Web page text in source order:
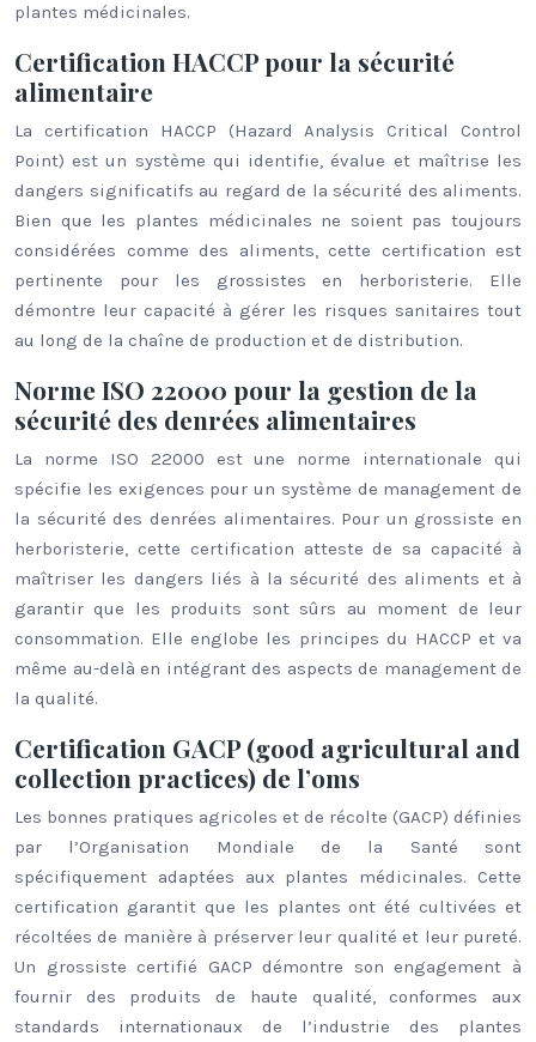
plantes médicinales.
Certification HACCP pour la sécurité
alimentaire
La certification HACCP (Hazard Analysis Critical Control
Point) est un système qui identifie, évalue et maîtrise les
dangers significatifs au regard de la sécurité des aliments.
Bien que les plantes médicinales ne soient pas toujours
considérées comme des aliments, cette certification est
pertinente pour les grossistes en herboristerie. Elle
démontre leur capacité à gérer les risques sanitaires tout
au long de la chaîne de production et de distribution.
Norme ISO 22000 pour la gestion de la
sécurité des denrées alimentaires
La norme ISO 22000 est une norme internationale qui
spécifie les exigences pour un système de management de
la sécurité des denrées alimentaires. Pour un grossiste en
herboristerie, cette certification atteste de sa capacité à
maîtriser les dangers liés à la sécurité des aliments et à
garantir que les produits sont sûrs au moment de leur
consommation. Elle englobe les principes du HACCP et va
même au-delà en intégrant des aspects de management de
la qualité.
Certification GACP (good agricultural and
collection practices) de l’oms
Les bonnes pratiques agricoles et de récolte (GACP) définies
par l’Organisation Mondiale de la Santé sont
spécifiquement adaptées aux plantes médicinales. Cette
certification garantit que les plantes ont été cultivées et
récoltées de manière à préserver leur qualité et leur pureté.
Un grossiste certifié GACP démontre son engagement à
fournir des produits de haute qualité, conformes aux
standards internationaux de l’industrie des plantes